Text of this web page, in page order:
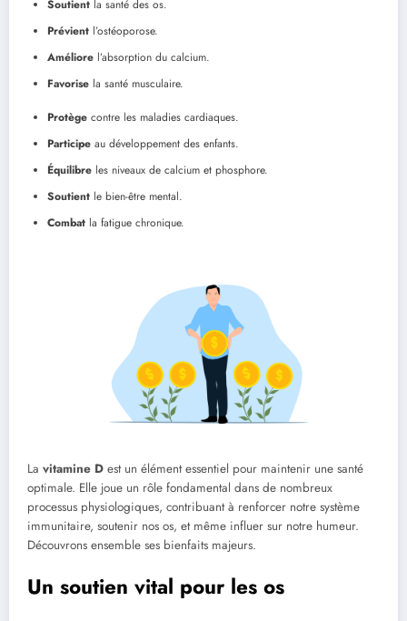
Soutient la santé des os.
Prévient l’ostéoporose.
Améliore l’absorption du calcium.
Favorise la santé musculaire.
Protège contre les maladies cardiaques.
Participe au développement des enfants.
Équilibre les niveaux de calcium et phosphore.
Soutient le bien-être mental.
Combat la fatigue chronique.
La vitamine D est un élément essentiel pour maintenir une santé
optimale. Elle joue un rôle fondamental dans de nombreux
processus physiologiques, contribuant à renforcer notre système
immunitaire, soutenir nos os, et même influer sur notre humeur.
Découvrons ensemble ses bienfaits majeurs.
Un soutien vital pour les os